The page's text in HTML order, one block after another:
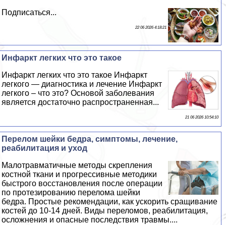
Подписаться...
22 06 2026 4:18:21
Инфаркт легких что это такое
Инфаркт легких что это такое Инфаркт
легкого — диагностика и лечение Инфаркт
легкого – что это? Основой заболевания
является достаточно распространенная...
21 06 2026 10:54:10
Перелом шейки бедра, симптомы, лечение,
реабилитация и уход
Малотравматичные методы скрепления
костной ткани и прогрессивные методики
быстрого восстановления после операции
по протезированию перелома шейки
бедра. Простые рекомендации, как ускорить сращивание
костей до 10-14 дней. Виды переломов, реабилитация,
осложнения и опасные последствия травмы....